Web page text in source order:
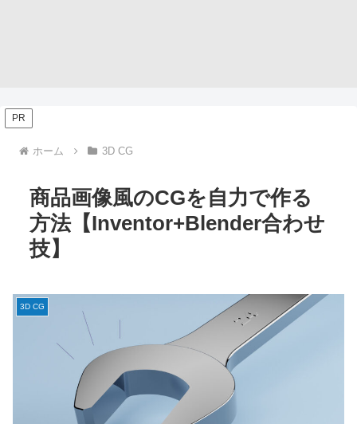
PR
ホーム 3D CG
商品画像風のCGを自力で作る
方法【Inventor+Blender合わせ
技】
3D CG